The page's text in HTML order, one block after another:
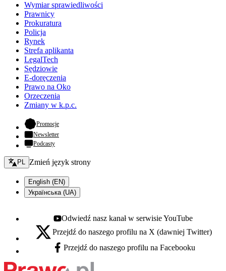
Wymiar sprawiedliwości
Prawnicy
Prokuratura
Policja
Rynek
Strefa aplikanta
LegalTech
Sędziowie
E-doręczenia
Prawo na Oko
Orzeczenia
Zmiany w k.p.c.
Promocje- otwiera się w nowej karcie
Newsletter
Podcasty
Zmień język - bieżący:
PL Zmień język strony
English (EN)
Українська (UA)
Youtube - otwiera się w nowej karcie
Odwiedź nasz kanał w serwisie YouTube
X - otwiera się w nowej karcie
Przejdź do naszego profilu na X (dawniej Twitter)
Facebook - otwiera się w nowej karcie
Przejdź do naszego profilu na Facebooku